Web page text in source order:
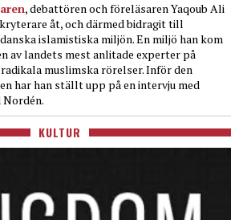
, debattören och föreläsaren Yaqoub Ali
åt, och därmed bidragit till
islamistiska miljön. En miljö han kom
av landets mest anlitade experter på
muslimska rörelser. Inför den
har han ställt upp på en intervju med
Nordén.
KULTUR